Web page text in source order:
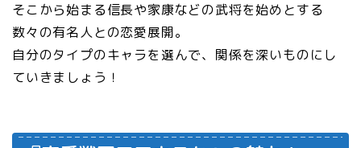
そこから始まる信長や家康などの武将を始めとする
数々の有名人との恋愛展開。
自分のタイプのキャラを選んで、関係を深いものにし
ていきましょう！